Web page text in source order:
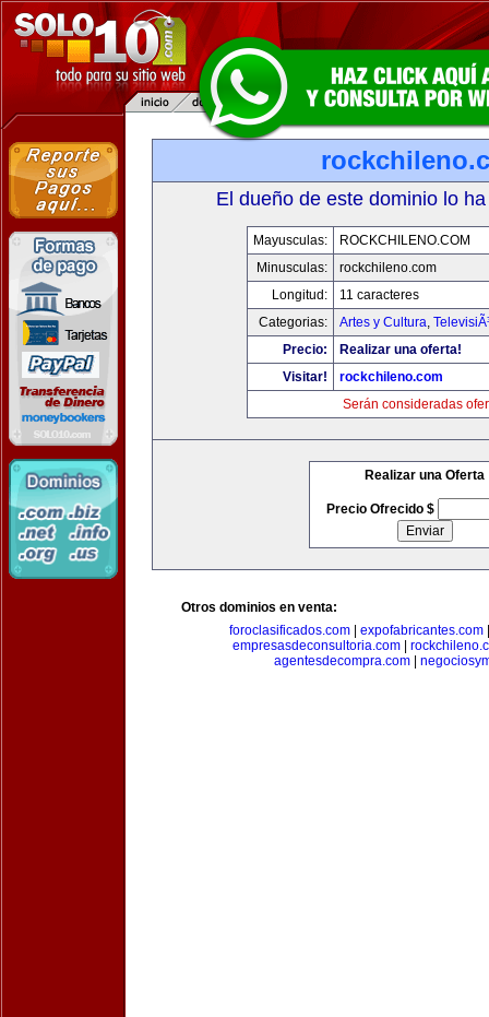
El dueño de este dominio lo
Mayusculas:
ROCKCHILENO.COM
Minusculas:
rockchileno.com
Longitud:
11 caracteres
Categorias:
Artes y Cultura,
Precio:
Realizar una oferta!
Visitar!
rockchileno.com
Serán consideradas
Realizar una Oferta
Precio Ofrecido $
Otros dominios en venta:
foroclasificados.com
expofabricantes.com
empresasdeconsultoria.com
agentesdecompra.com|